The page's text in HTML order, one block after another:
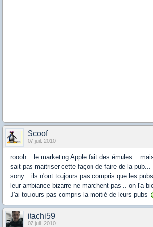
Scoof
07 juil. 2010
roooh... le marketing Apple fait des émules...
sait pas maitriser cette façon de faire de la pub...
sony... ils n'ont toujours pas compris que les
leur ambiance bizarre ne marchent pas... on l'a
J'ai toujours pas compris la moitié de leurs pubs
itachi59
07 juil. 2010